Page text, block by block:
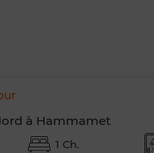
à Hammamet
1 Ch.